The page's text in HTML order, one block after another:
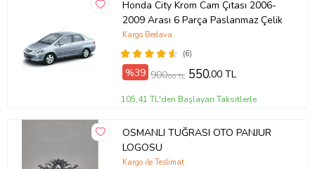
Honda City Krom Cam Çıtası 2006-
2009 Arası 6 Parça Paslanmaz Çelik
(6)
Kargo Bedava
%39 900,00 TL 550,00 TL
105,41 TL'den Başlayan Taksitlerle
OSMANLI TUĞRASI OTO PANJUR
LOGOSU
Kargo ile Teslimat